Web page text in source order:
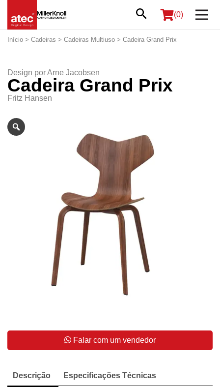
(0)
Início > Cadeiras > Cadeiras Multiuso > Cadeira Grand Prix
Design porArne Jacobsen
Cadeira Grand Prix
Fritz Hansen
Falar com um vendedor
Descrição Especificações Técnicas